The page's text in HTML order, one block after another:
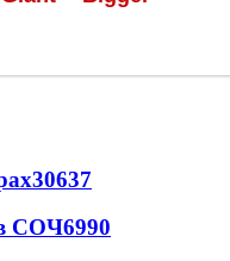
30637
СОЧ6990